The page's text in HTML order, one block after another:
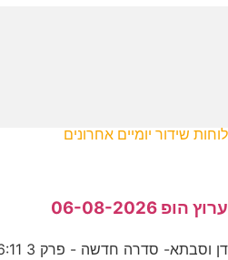
לוחות שידור יומיים אחרונים
ערוץ הופ 06-08-2026